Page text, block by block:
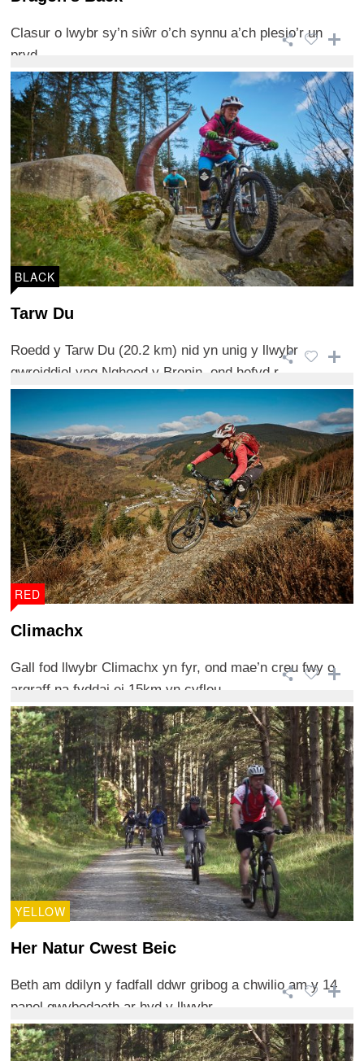
Clasur o lwybr sy’n siŵr o’ch synnu a’ch plesio’r un
pryd.
BLACK
Tarw Du
Roedd y Tarw Du (20.2 km) nid yn unig y llwybr
gwreiddiol yng Nghoed y Brenin, ond hefyd r ...
RED
Climachx
Gall fod llwybr Climachx yn fyr, ond mae’n creu fwy o
argraff na fyddai ei 15km yn cyfleu.
YELLOW
Her Natur Cwest Beic
Beth am ddilyn y fadfall ddwr gribog a chwilio am y 14
panel gwybodaeth ar hyd y llwybr.